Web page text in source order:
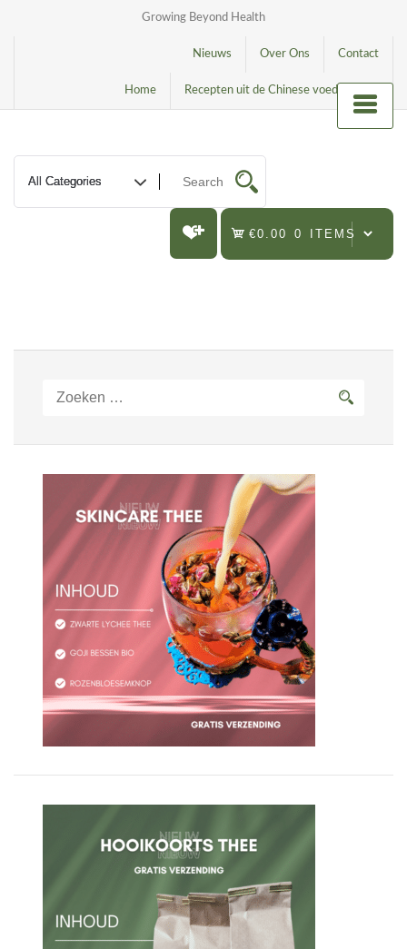
Growing Beyond Health
Contact
Over Ons
Nieuws
Recepten uit de Chinese voedingsleer
Home
€0.00 0 ITEMS